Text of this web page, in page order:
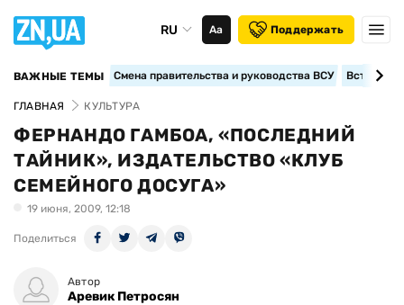
RU Аа Поддержать
ВАЖНЫЕ ТЕМЫ Смена правительства и руководства ВСУ
ГЛАВНАЯ КУЛЬТУРА
ФЕРНАНДО ГАМБОА, «ПОСЛЕДНИЙ
ТАЙНИК», ИЗДАТЕЛЬСТВО «КЛУБ
СЕМЕЙНОГО ДОСУГА»
19 июня, 2009, 12:18
Поделиться
Автор
Аревик Петросян